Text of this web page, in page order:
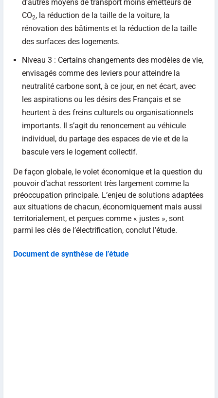
d’autres moyens de transport moins émetteurs de
CO2, la réduction de la taille de la voiture, la
rénovation des bâtiments et la réduction de la taille
des surfaces des logements.
Niveau 3 : Certains changements des modèles de vie,
envisagés comme des leviers pour atteindre la
neutralité carbone sont, à ce jour, en net écart, avec
les aspirations ou les désirs des Français et se
heurtent à des freins culturels ou organisationnels
importants. Il s’agit du renoncement au véhicule
individuel, du partage des espaces de vie et de la
bascule vers le logement collectif.
De façon globale, le volet économique et la question du
pouvoir d‘achat ressortent très largement comme la
préoccupation principale. L’enjeu de solutions adaptées
aux situations de chacun, économiquement mais aussi
territorialement, et perçues comme « justes », sont
parmi les clés de l’électrification, conclut l’étude.
Document de synthèse de l’étude